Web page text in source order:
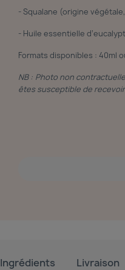
- Squalane (origine
- Huile essentielle
Formats disponibles : 40ml
NB : Photo non
êtes susceptible de
Ingrédients Livraison